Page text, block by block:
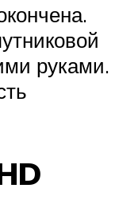
руками.